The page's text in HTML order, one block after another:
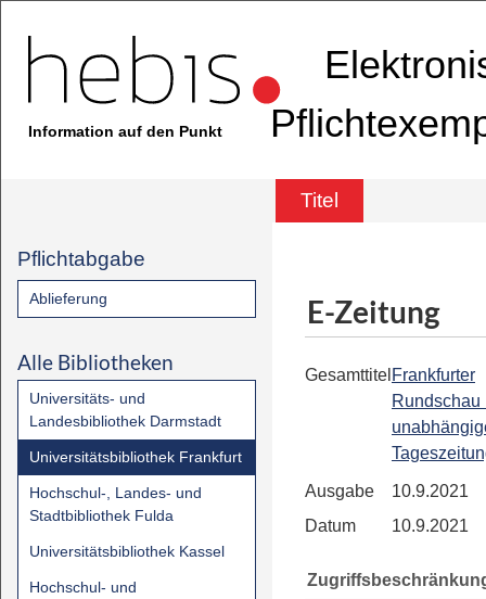
Information auf den Punkt
Titel
Pflichtabgabe
Ablieferung
Alle Bibliotheken
Universitäts- und
Landesbibliothek Darmstadt
Universitätsbibliothek Frankfurt
Hochschul-, Landes- und
Stadtbibliothek Fulda
Universitätsbibliothek Kassel
Hochschul- und
E-Zeitung
Gesamttitel Frankfurter
Rundschau
Ausgabe
10.9.2021
Datum
10.9.2021